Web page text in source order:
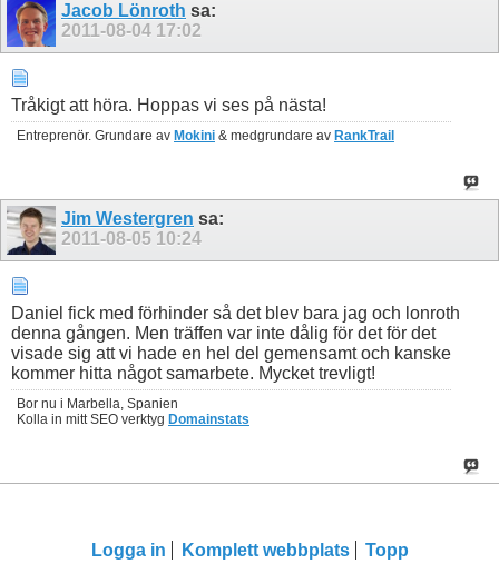
Jacob Lönroth sa:
2011-08-04 17:02
Tråkigt att höra. Hoppas vi ses på nästa!
Entreprenör. Grundare av Mokini & medgrundare av RankTrail
Jim Westergren sa:
2011-08-05 10:24
Daniel fick med förhinder så det blev bara jag och lonroth
denna gången. Men träffen var inte dålig för det för det
visade sig att vi hade en hel del gemensamt och kanske
kommer hitta något samarbete. Mycket trevligt!
Bor nu i Marbella, Spanien
Kolla in mitt SEO verktyg Domainstats
Logga in Komplett webbplats Topp